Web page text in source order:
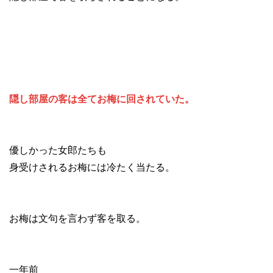
隠し部屋の客は全てお梅に回されていた。
優しかった女郎たちも
身受けされるお梅には冷たく当たる。
お梅は文句を言わず客を取る。
一年前